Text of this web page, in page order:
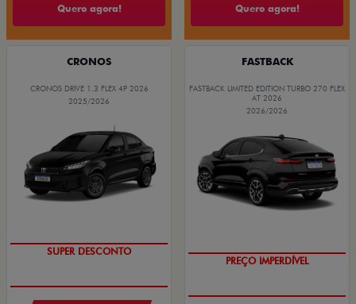
Quero agora! Quero agora!
CRONOS
CRONOS DRIVE 1.3 FLEX 4P 2026
2025/2026
SUPER DESCONTO
FASTBACK
FASTBACK LIMITED EDITION TURBO 270 FLEX
AT 2026
2026/2026
PREÇO IMPERDÍVEL